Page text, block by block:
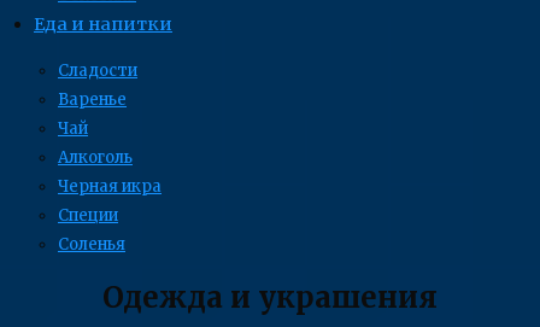
Еда и напитки
Сладости
Варенье
Чай
Алкоголь
Черная икра
Специи
Соленья
Одежда и украшения